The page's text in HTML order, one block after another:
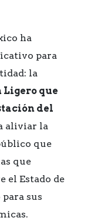
ha
para
la
Ligero que
del
aliviar la
que
que
el Estado de
sus